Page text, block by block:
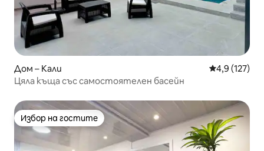
Дом – Кали Средна
4,9 (127)
Цяла къща със самостоятелен басейн
Избор на гостите
Избор на гостите